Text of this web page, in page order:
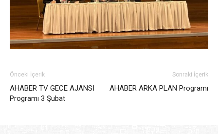
Önceki İçerik
AHABER TV GECE AJANSI
Programı 3 Şubat
Sonraki İçerik
AHABER ARKA PLAN Programı